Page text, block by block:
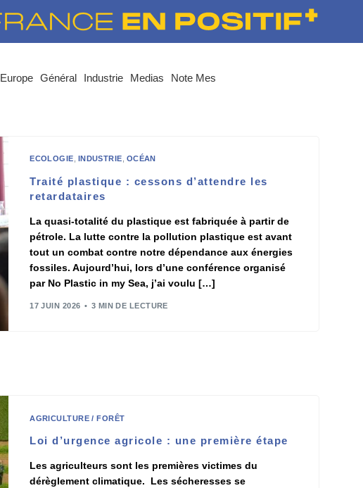
Europe Général Industrie Medias
Note Mes
ECOLOGIE INDUSTRIE OCÉAN
Traité plastique : cessons d’attendre les
retardataires
La quasi-totalité du plastique est fabriquée à partir de
pétrole. La lutte contre la pollution plastique est avant
tout un combat contre notre dépendance aux énergies
fossiles. Aujourd’hui, lors d’une conférence organisé
par No Plastic in my Sea, j’ai voulu […]
17 JUIN 2026 3 MIN DE LECTURE
AGRICULTURE / FORÊT
Loi d’urgence agricole : une première étape
Les agriculteurs sont les premières victimes du
dérèglement climatique. Les sécheresses se